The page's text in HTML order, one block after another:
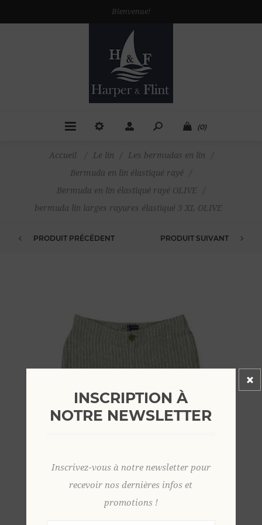
Bienvenue!
(0)
Accueil / Le lin / Les bermudas en lin
/
Bermuda en lin élastiqué rayé
/
Bermuda en lin élastiqué rayé OLIVE
/
bermuda lin larges rayures élastiqué 3 XL OLIVE
PRODUIT PRÉCÉDENT PRODUIT SUIVANT
INSCRIPTION À
NOTRE NEWSLETTER
Inscrivez-vous à notre newsletter pour
recevoir nos dernières infos et
promotions !